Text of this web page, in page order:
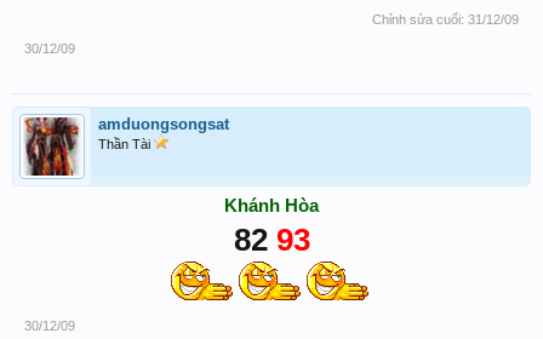
Chỉnh sửa cuối: 31/12/09
30/12/09
amduongsongsat
Thần Tài
Khánh Hòa
82 93
30/12/09